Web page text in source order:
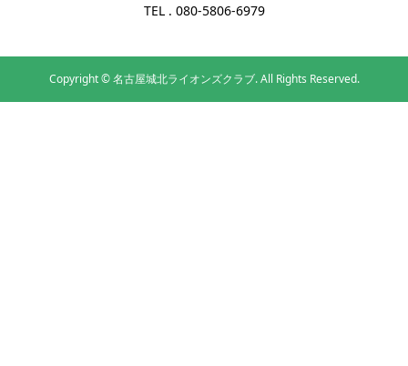
TEL . 080-5806-6979
Copyright ©名古屋城北ライオンズクラブ. All Rights Reserved.